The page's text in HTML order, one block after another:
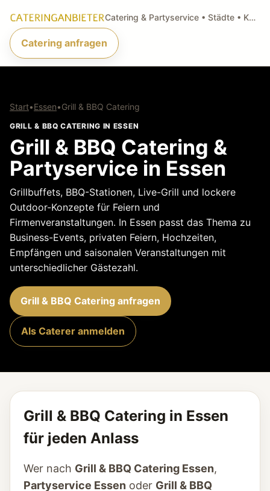
Catering & Partyservice • Städte • Küchenarten • Anfragen
Catering anfragen
Start•Essen•Grill & BBQ Catering
GRILL & BBQ CATERING IN ESSEN
Grill & BBQ Catering &
Partyservice in Essen
Grillbuffets, BBQ-Stationen, Live-Grill und lockere
Outdoor-Konzepte für Feiern und
Firmenveranstaltungen. In Essen passt das Thema zu
Business-Events, privaten Feiern, Hochzeiten,
Empfängen und saisonalen Veranstaltungen mit
unterschiedlicher Gästezahl.
Grill & BBQ Catering anfragen
Als Caterer anmelden
Grill & BBQ Catering in Essen
für jeden Anlass
Wer nach Grill & BBQ Catering Essen,
Partyservice Essen oder Grill & BBQ